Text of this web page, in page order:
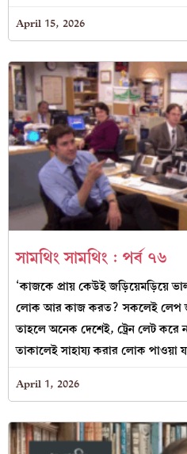
April 15, 2026
সামথিং সামথিং : পর্ব ৭৬
‘কাজকে প্রায় কেউই জড়িয়েমড়িয়ে
লোক আর কাজ করত? সকলেই লেপ
তাহলে অনেক দেশেই, ট্রেন লেট করে
তাকালেই সাহায্য করার লোক পাওয়া
April 1, 2026